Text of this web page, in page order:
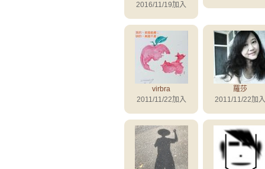
2016/11/19加入
virbra
2011/11/22加入
羅莎
2011/11/22加入